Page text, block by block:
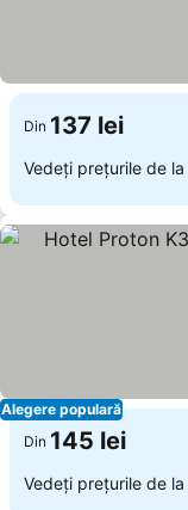
Din 137 lei
Vedeți prețurile de la
Alegere populară
Din 145 lei
Vedeți prețurile de la